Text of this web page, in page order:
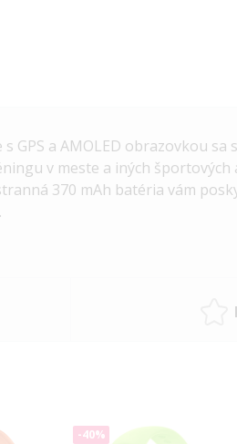
GPS a AMOLED obrazovkou
v meste a iných športových
370 mAh batéria vám
-40%